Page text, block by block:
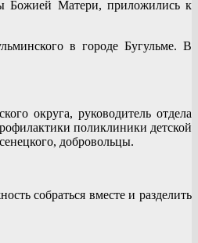
Божией Матери, приложились к
в городе Бугульме. В
округа, руководитель отдела
поликлиники детской
добровольцы.
собраться вместе и разделить